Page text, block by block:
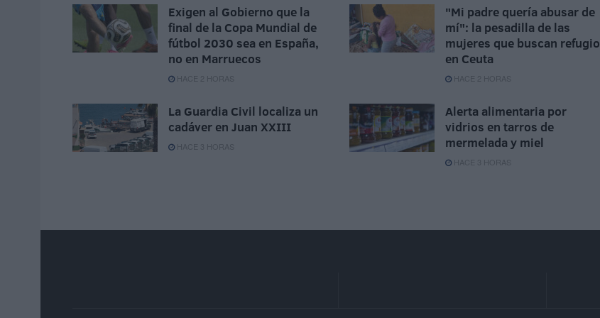
Exigen al Gobierno que la
final de la Copa Mundial de
fútbol 2030 sea en España,
no en Marruecos
HACE 2 HORAS
"Mi padre quería abusar de
mí": la pesadilla de las
mujeres que buscan refugio
en Ceuta
HACE 2 HORAS
La Guardia Civil localiza un
cadáver en Juan XXIII
HACE 3 HORAS
Alerta alimentaria por
vidrios en tarros de
mermelada y miel
HACE 3 HORAS